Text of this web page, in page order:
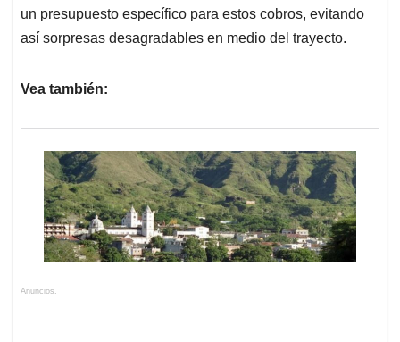
un presupuesto específico para estos cobros, evitando
así sorpresas desagradables en medio del trayecto.
Vea también:
Anuncios.